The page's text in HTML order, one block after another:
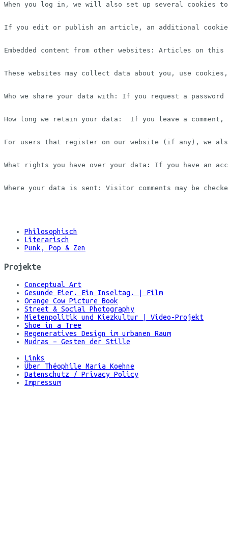
When you log in, we will also set up several cookies
If you edit or publish an article, an additional
Embedded content from other websites: Articles on
These websites may collect data about you, use
Who we share your data with: If you request a
How long we retain your data:  If you leave a
For users that register on our website (if any), we
What rights you have over your data : If you have an
Where your data is sent: Visitor comments may be
Philosophisch
Literarisch
Punk, Pop & Zen
Projekte
Conceptual Art
Gesunde Eier. Ein Inseltag. | Film
Orange Cow Picture Book
Street & Social Photography
Mietenpolitik und Kiezkultur | Video-Projekt
Shoe in a Tree
Regeneratives Design im urbanen Raum
Mudras – Gesten der Stille
Links
Über Théophile Maria Koehne
Datenschutz / Privacy Policy
Impressum